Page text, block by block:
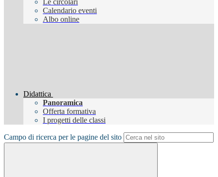
Le circolari
Calendario eventi
Albo online
Didattica
Panoramica
Offerta formativa
I progetti delle classi
Campo di ricerca per le pagine del sito